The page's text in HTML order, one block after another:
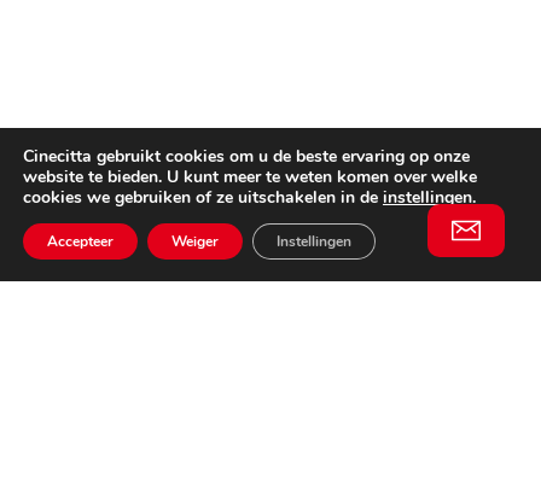
Cinecitta gebruikt cookies om u de beste ervaring op onze
website te bieden. U kunt meer te weten komen over welke
cookies we gebruiken of ze uitschakelen in de instellingen.
Accepteer Weiger Instellingen